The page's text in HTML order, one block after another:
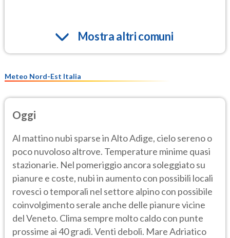
Mostra altri comuni
Meteo Nord-Est Italia
Oggi
Al mattino nubi sparse in Alto Adige, cielo sereno o
poco nuvoloso altrove. Temperature minime quasi
stazionarie. Nel pomeriggio ancora soleggiato su
pianure e coste, nubi in aumento con possibili locali
rovesci o temporali nel settore alpino con possibile
coinvolgimento serale anche delle pianure vicine
del Veneto. Clima sempre molto caldo con punte
prossime ai 40 gradi. Venti deboli. Mare Adriatico